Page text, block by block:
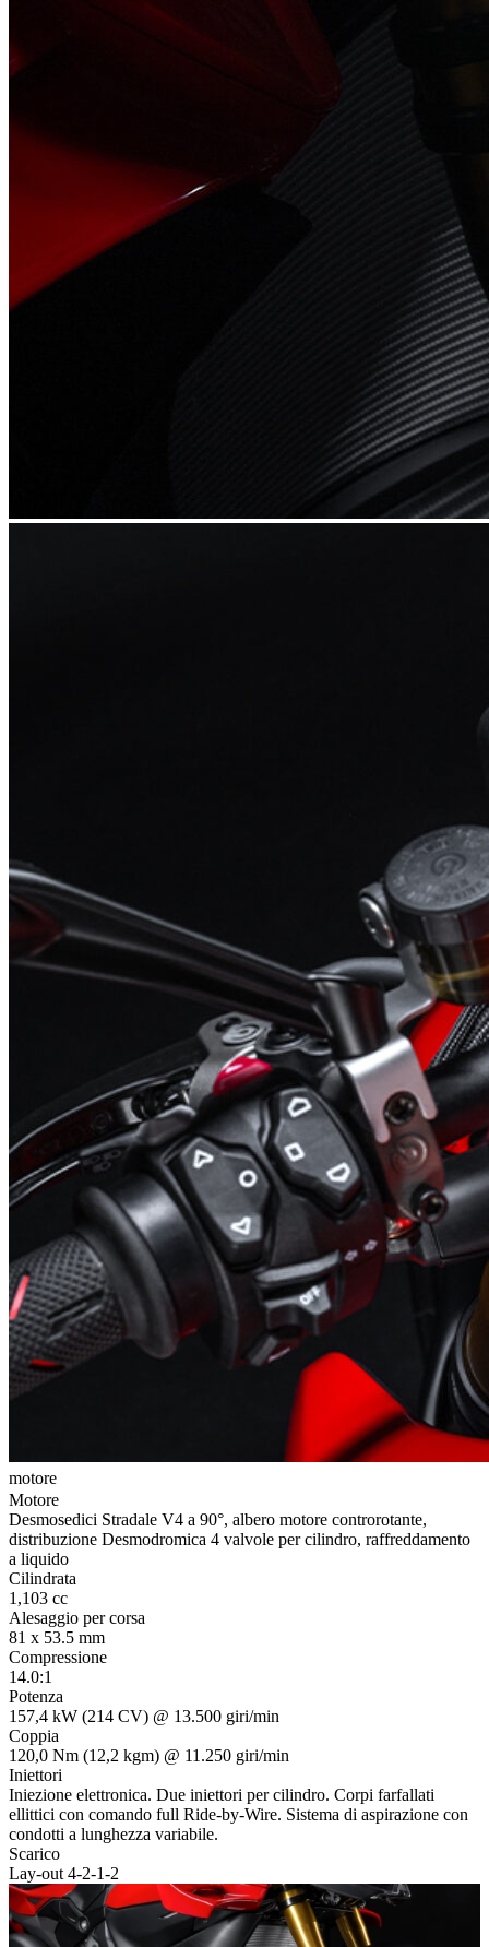
motore
Motore
Desmosedici Stradale V4 a 90°, albero motore controrotante,
distribuzione Desmodromica 4 valvole per cilindro, raffreddamento
a liquido
Cilindrata
1,103 cc
Alesaggio per corsa
81 x 53.5 mm
Compressione
14.0:1
Potenza
157,4 kW (214 CV) @ 13.500 giri/min
Coppia
120,0 Nm (12,2 kgm) @ 11.250 giri/min
Iniettori
Iniezione elettronica. Due iniettori per cilindro. Corpi farfallati
ellittici con comando full Ride-by-Wire. Sistema di aspirazione con
condotti a lunghezza variabile.
Scarico
Lay-out 4-2-1-2